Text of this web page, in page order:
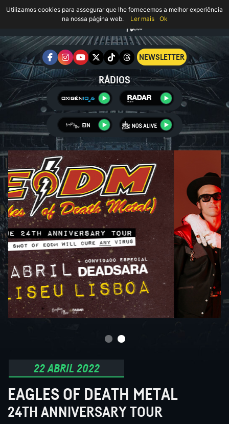
NEWSLETTER
RÁDIOS
22 ABRIL 2022
EAGLES OF DEATH METAL
24TH ANNIVERSARY TOUR
Utilizamos cookies para assegurar que lhe fornecemos a melhor experiência
na nossa página web.
Ler mais Ok